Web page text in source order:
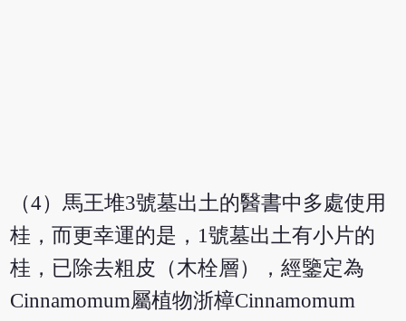
（4）馬王堆3號墓出土的醫書中多處使用
桂，而更幸運的是，1號墓出土有小片的
桂，已除去粗皮（木栓層），經鑒定為
Cinnamomum屬植物浙樟Cinnamomum